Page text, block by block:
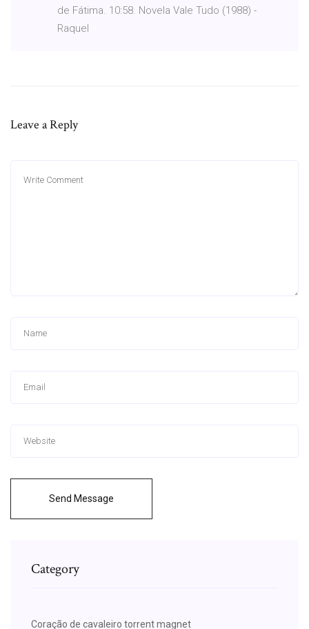
de Fátima. 10:58. Novela Vale Tudo (1988) -
Raquel
Leave a Reply
Send Message
Category
Coração de cavaleiro torrent magnet